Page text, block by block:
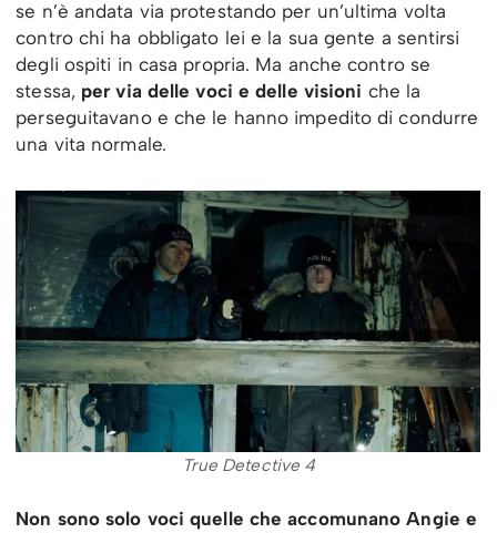
se n’è andata via protestando per un’ultima volta
contro chi ha obbligato lei e la sua gente a sentirsi
degli ospiti in casa propria. Ma anche contro se
stessa, per via delle voci e delle visioni che la
perseguitavano e che le hanno impedito di condurre
una vita normale.
True Detective 4
Non sono solo voci quelle che accomunano Angie e